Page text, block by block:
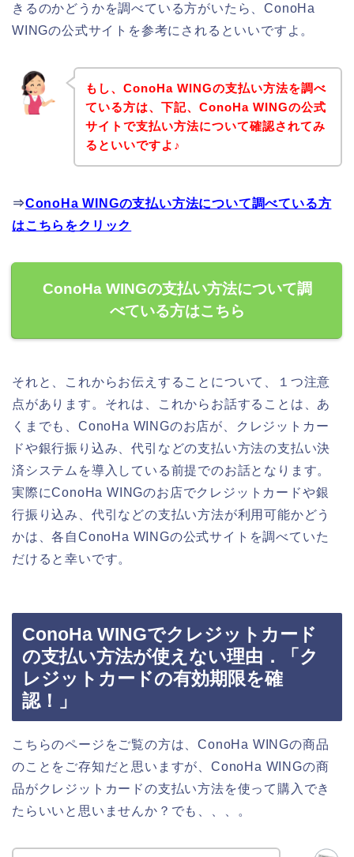
きるのかどうかを調べている方がいたら、ConoHa
WINGの公式サイトを参考にされるといいですよ。
もし、ConoHa WINGの支払い方法を調べ
ている方は、下記、ConoHa WINGの公式
サイトで支払い方法について確認されてみ
るといいですよ♪
⇒ConoHa WINGの支払い方法について調べている方
はこちらをクリック
ConoHa WINGの支払い方法について調
べている方はこちら
それと、これからお伝えすることについて、１つ注意
点があります。それは、これからお話することは、あ
くまでも、ConoHa WINGのお店が、クレジットカー
ドや銀行振り込み、代引などの支払い方法の支払い決
済システムを導入している前提でのお話となります。
実際にConoHa WINGのお店でクレジットカードや銀
行振り込み、代引などの支払い方法が利用可能かどう
かは、各自ConoHa WINGの公式サイトを調べていた
だけると幸いです。
ConoHa WINGでクレジットカード
の支払い方法が使えない理由．「ク
レジットカードの有効期限を確
認！」
こちらのページをご覧の方は、ConoHa WINGの商品
のことをご存知だと思いますが、ConoHa WINGの商
品がクレジットカードの支払い方法を使って購入でき
たらいいと思いませんか？でも、、、。